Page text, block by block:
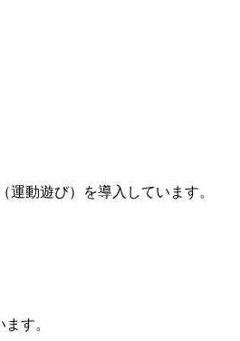
動遊び）を導入しています。
す。